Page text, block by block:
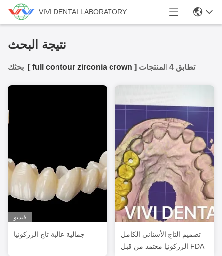
VIVI DENTAI LABORATORY
نتيجة البحث
[full contour zirconia crown ] تطابق 4 المنتجات
فيديو
جمالية عالية تاج الزركونيا
تصميم التاج الأسناني الكامل
الزركونيا معتمد من قبل FDA